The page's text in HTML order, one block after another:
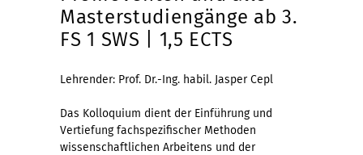
Masterstudiengänge ab 3.
FS 1 SWS | 1,5 ECTS
Lehrender: Prof. Dr.-Ing. habil. Jasper Cepl
Das Kolloquium dient der Einführung und
Vertiefung fachspezifischer Methoden
wissenschaftlichen Arbeitens und der